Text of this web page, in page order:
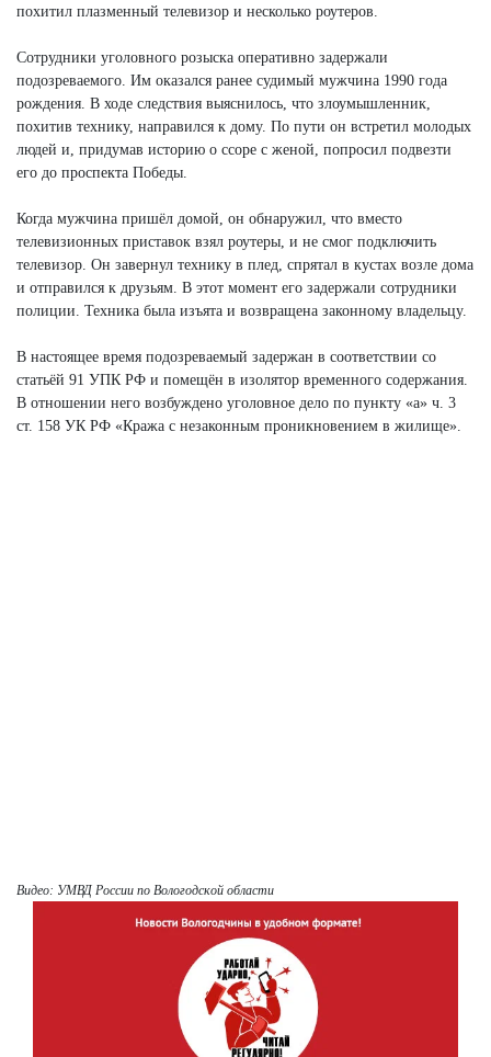
похитил плазменный телевизор и несколько роутеров.
Сотрудники уголовного розыска оперативно задержали
подозреваемого. Им оказался ранее судимый мужчина 1990 года
рождения. В ходе следствия выяснилось, что злоумышленник,
похитив технику, направился к дому. По пути он встретил молодых
людей и, придумав историю о ссоре с женой, попросил подвезти
его до проспекта Победы.
Когда мужчина пришёл домой, он обнаружил, что вместо
телевизионных приставок взял роутеры, и не смог подключить
телевизор. Он завернул технику в плед, спрятал в кустах возле дома
и отправился к друзьям. В этот момент его задержали сотрудники
полиции. Техника была изъята и возвращена законному владельцу.
В настоящее время подозреваемый задержан в соответствии со
статьёй 91 УПК РФ и помещён в изолятор временного содержания.
В отношении него возбуждено уголовное дело по пункту «а» ч. 3
ст. 158 УК РФ «Кража с незаконным проникновением в жилище».
Видео: УМВД России по Вологодской области